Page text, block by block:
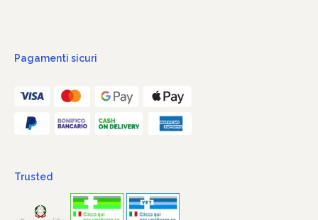
Pagamenti sicuri
Trusted